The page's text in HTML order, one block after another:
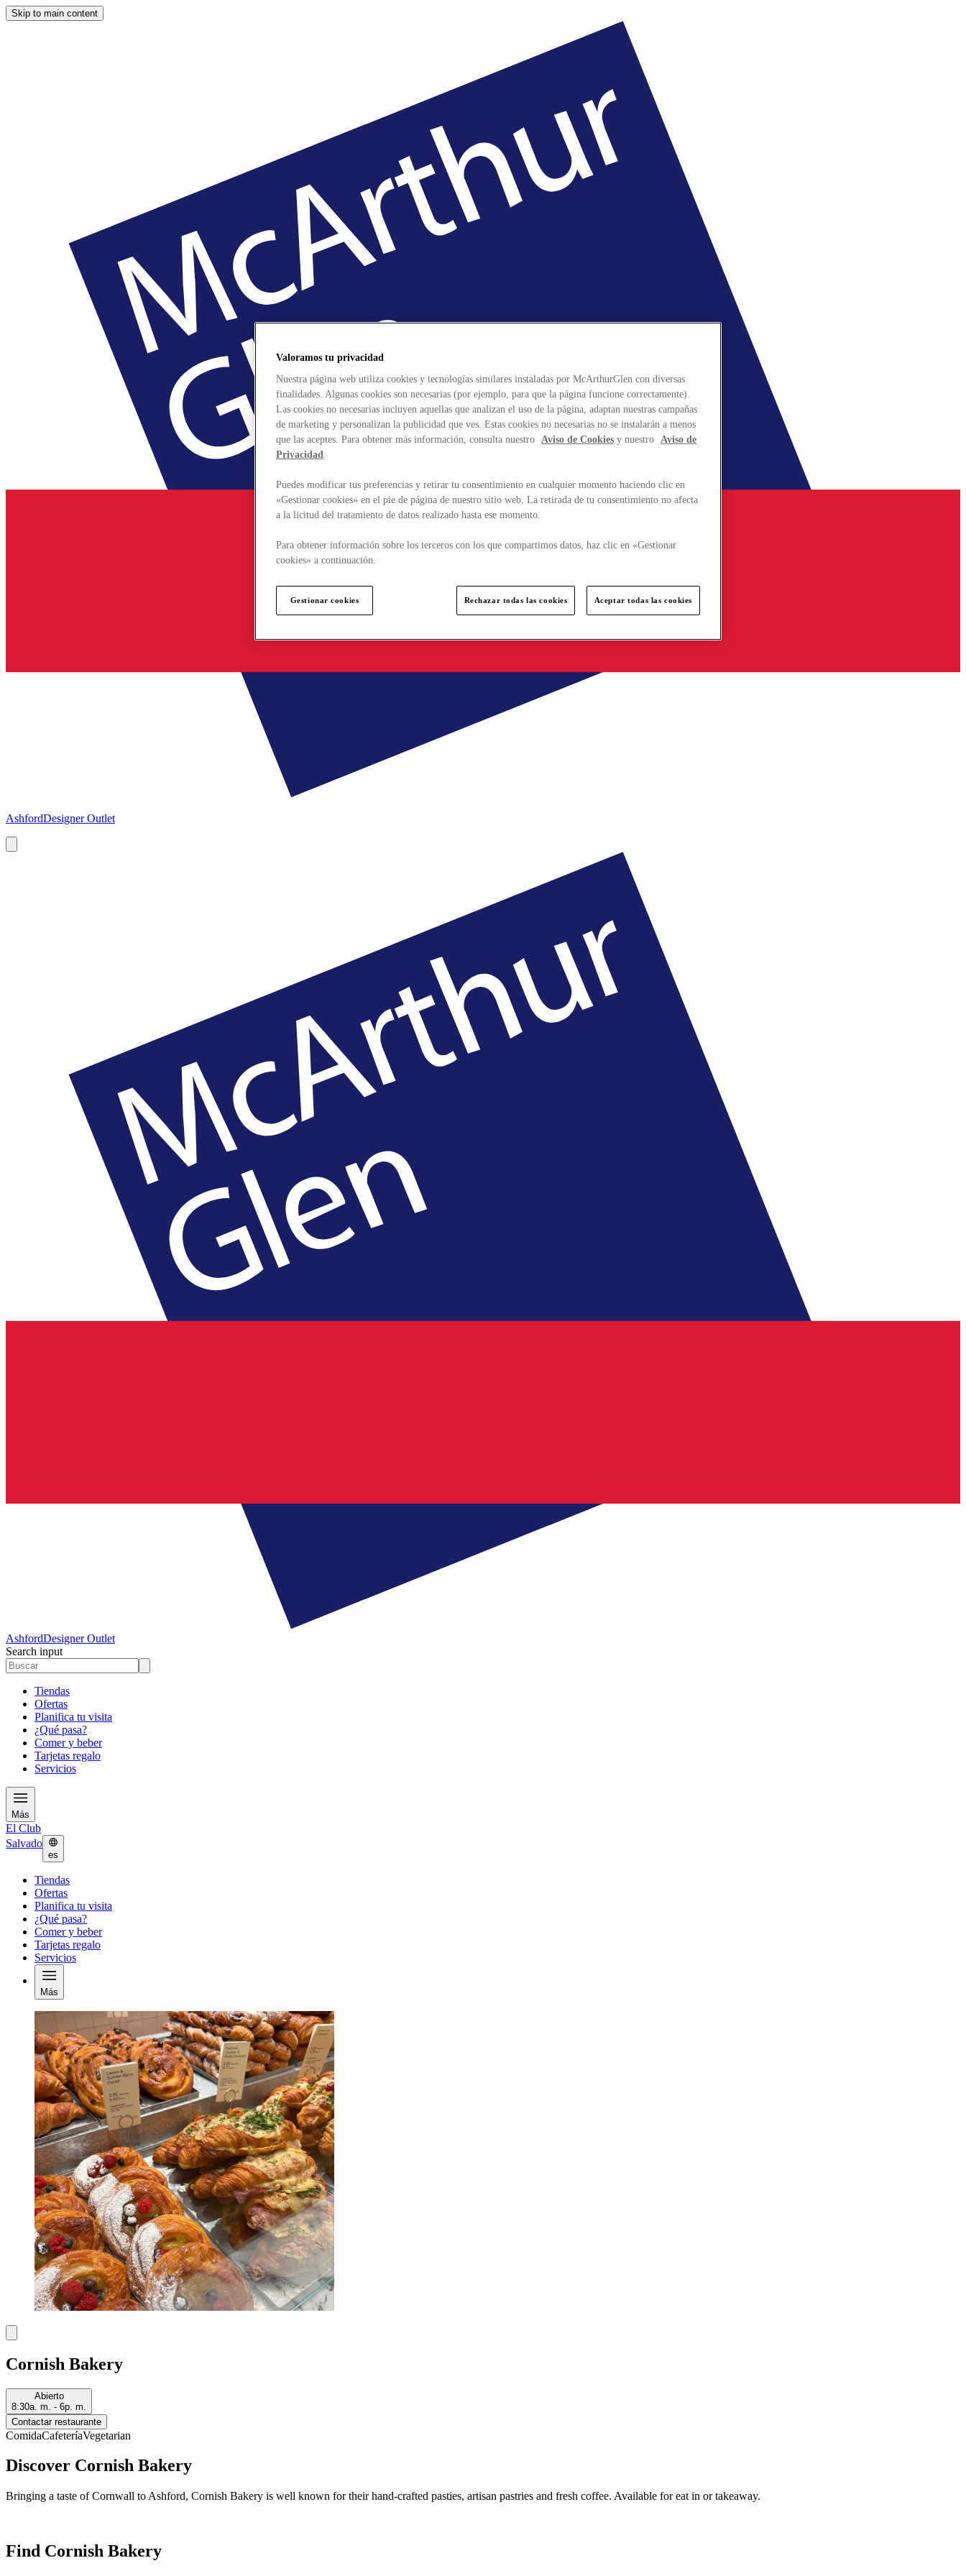
Skip to main content
AshfordDesigner Outlet
AshfordDesigner Outlet
Search input
Tiendas
Ofertas
Planifica tu visita
¿Qué pasa?
Comer y beber
Tarjetas regalo
Servicios
Más
El Club
Salvado
es
Tiendas
Ofertas
Planifica tu visita
¿Qué pasa?
Comer y beber
Tarjetas regalo
Servicios
Más
Cornish Bakery
Abierto
8:30a. m. - 6p. m.
Contactar restaurante
ComidaCafeteríaVegetarian
Discover Cornish Bakery
Bringing a taste of Cornwall to Ashford, Cornish Bakery is well known for their hand-crafted pasties, artisan pastries and fresh coffee. Available for eat in or takeaway.
Find Cornish Bakery
Valoramos tu privacidad
Nuestra página web utiliza cookies y tecnologías similares instaladas por McArthurGlen con diversas
finalidades. Algunas cookies son necesarias (por ejemplo, para que la página funcione correctamente).
Las cookies no necesarias incluyen aquellas que analizan el uso de la página, adaptan nuestras campañas
de marketing y personalizan la publicidad que ves. Estas cookies no necesarias no se instalarán a menos
que las aceptes. Para obtener más información, consulta nuestro Aviso de Cookies y nuestro Aviso de
Privacidad.
Puedes modificar tus preferencias y retirar tu consentimiento en cualquier momento haciendo clic en
«Gestionar cookies» en el pie de página de nuestro sitio web. La retirada de tu consentimiento no afecta
a la licitud del tratamiento de datos realizado hasta ese momento.
Para obtener información sobre los terceros con los que compartimos datos, haz clic en «Gestionar
cookies» a continuación.
Gestionar cookies Rechazar todas las cookies Aceptar todas las cookies